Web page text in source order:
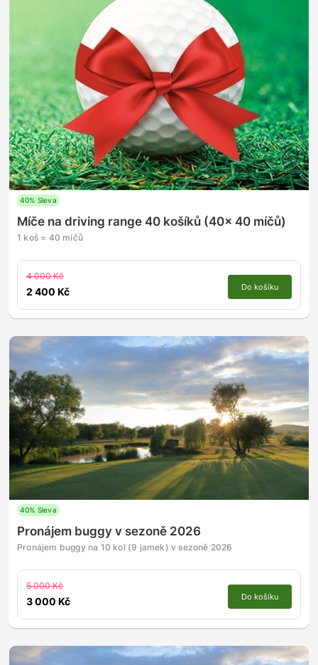
40% Sleva
Míče na driving range 40 košíků (40x 40 míčů)
1 koš = 40 míčů
4 000 Kč
2 400 Kč Do košíku
40% Sleva
Pronájem buggy v sezoně 2026
Pronájem buggy na 10 kol (9 jamek) v sezoně 2026
5 000 Kč
3 000 Kč Do košíku